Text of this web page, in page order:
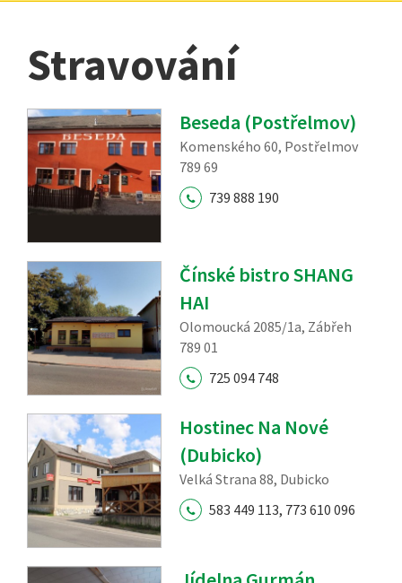
Stravování
Beseda (Postřelmov)
Komenského 60, Postřelmov
789 69
739 888 190
Čínské bistro SHANG
HAI
Olomoucká 2085/1a, Zábřeh
789 01
725 094 748
Hostinec Na Nové
(Dubicko)
Velká Strana 88, Dubicko
583 449 113, 773 610 096